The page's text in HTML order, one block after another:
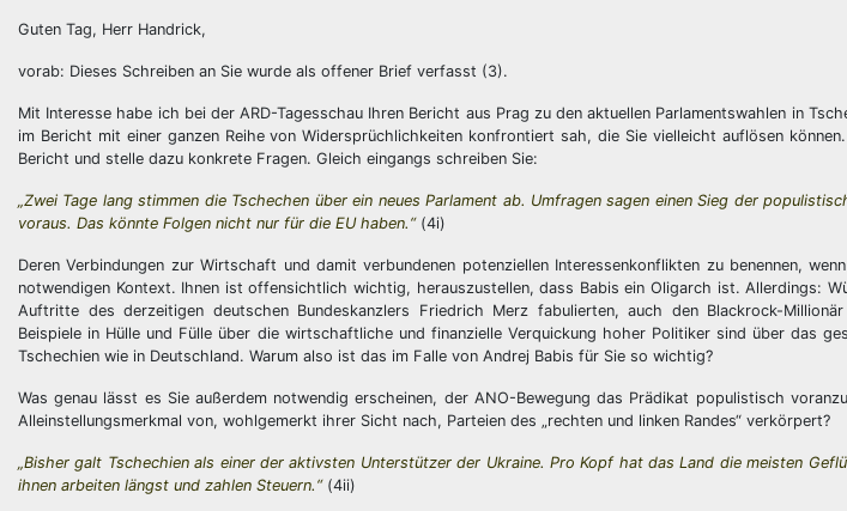
Guten Tag, Herr Handrick,
vorab: Dieses Schreiben an Sie wurde als offener Brief verfasst (3).
Mit Interesse habe ich bei der ARD-Tagesschau Ihren Bericht aus Prag zu den aktuellen Parlamentswahlen in
im Bericht mit einer ganzen Reihe von Widersprüchlichkeiten konfrontiert sah, die Sie vielleicht auflösen
Bericht und stelle dazu konkrete Fragen. Gleich eingangs schreiben Sie:
„Zwei Tage lang stimmen die Tschechen über ein neues Parlament ab. Umfragen sagen einen Sieg der
voraus. Das könnte Folgen nicht nur für die EU haben.“(4i)
Deren Verbindungen zur Wirtschaft und damit verbundenen potenziellen Interessenkonflikten zu benennen,
notwendigen Kontext. Ihnen ist offensichtlich wichtig, herauszustellen, dass Babis ein Oligarch ist. Allerdings:
Auftritte des derzeitigen deutschen Bundeskanzlers Friedrich Merz fabulierten, auch den Blackrock-
Beispiele in Hülle und Fülle über die wirtschaftliche und finanzielle Verquickung hoher Politiker sind über das
Tschechien wie in Deutschland. Warum also ist das im Falle von Andrej Babis für Sie so wichtig?
Was genau lässt es Sie außerdem notwendig erscheinen, der ANO-Bewegung das Prädikat populistisch
Alleinstellungsmerkmal von, wohlgemerkt ihrer Sicht nach, Parteien des „rechten und linken Randes“ verkörpert?
„Bisher galt Tschechien als einer der aktivsten Unterstützer der Ukraine. Pro Kopf hat das Land die meisten
ihnen arbeiten längst und zahlen Steuern.“(4ii)